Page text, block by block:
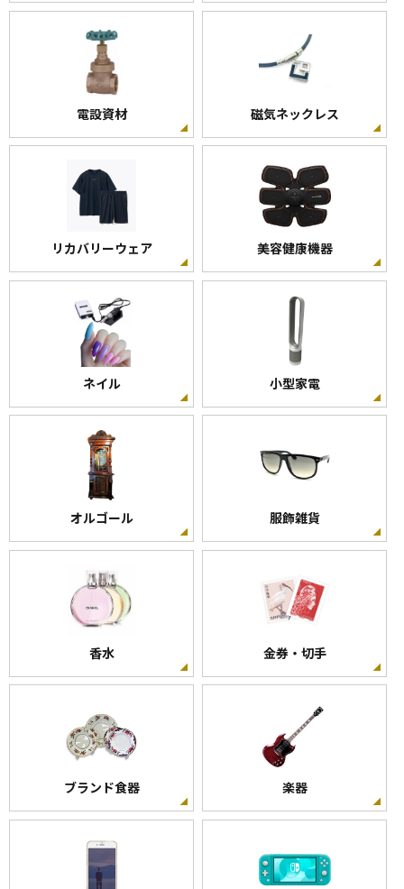
電設資材 磁気ネックレス
リカバリーウェア 美容健康機器
ネイル 小型家電
オルゴール 服飾雑貨
香水 金券・切手
ブランド食器 楽器